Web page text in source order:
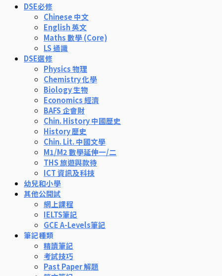
DSE必修
Chinese 中文
English 英文
Maths 數學 (Core)
LS 通識
DSE選修
Physics 物理
Chemistry 化學
Biology 生物
Economics 經濟
BAFS 企會財
Chin. History 中國歷史
History 歷史
Chin. Lit. 中國文學
M1/M2 數學延伸一/二
THS 旅遊與款待
ICT 資訊及科技
幼兒和小學
其他公開試
網上課程
IELTS筆記
GCE A-Levels筆記
筆記種類
精讀筆記
考試技巧
Past Paper 解題